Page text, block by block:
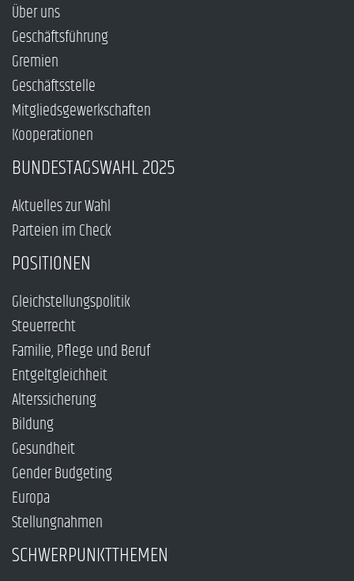
Über uns
Geschäftsführung
Gremien
Geschäftsstelle
Mitgliedsgewerkschaften
Kooperationen
BUNDESTAGSWAHL 2025
Aktuelles zur Wahl
Parteien im Check
POSITIONEN
Gleichstellungspolitik
Steuerrecht
Familie, Pflege und Beruf
Entgeltgleichheit
Alterssicherung
Bildung
Gesundheit
Gender Budgeting
Europa
Stellungnahmen
SCHWERPUNKTTHEMEN